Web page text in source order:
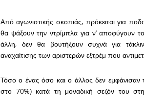
Από αγωνιστικής σκοπιάς, πρόκειται για
θα ψάξουν την ντρίμπλα για ν’ αποφύγουν
άλλη, δεν θα βουτήξουν συχνά για
αναχαίτισης των αριστερών εξτρέμ που
Τόσο ο ένας όσο και ο άλλος δεν εμφάνισαν
στο 70%) κατά τη μοναδική σεζόν του